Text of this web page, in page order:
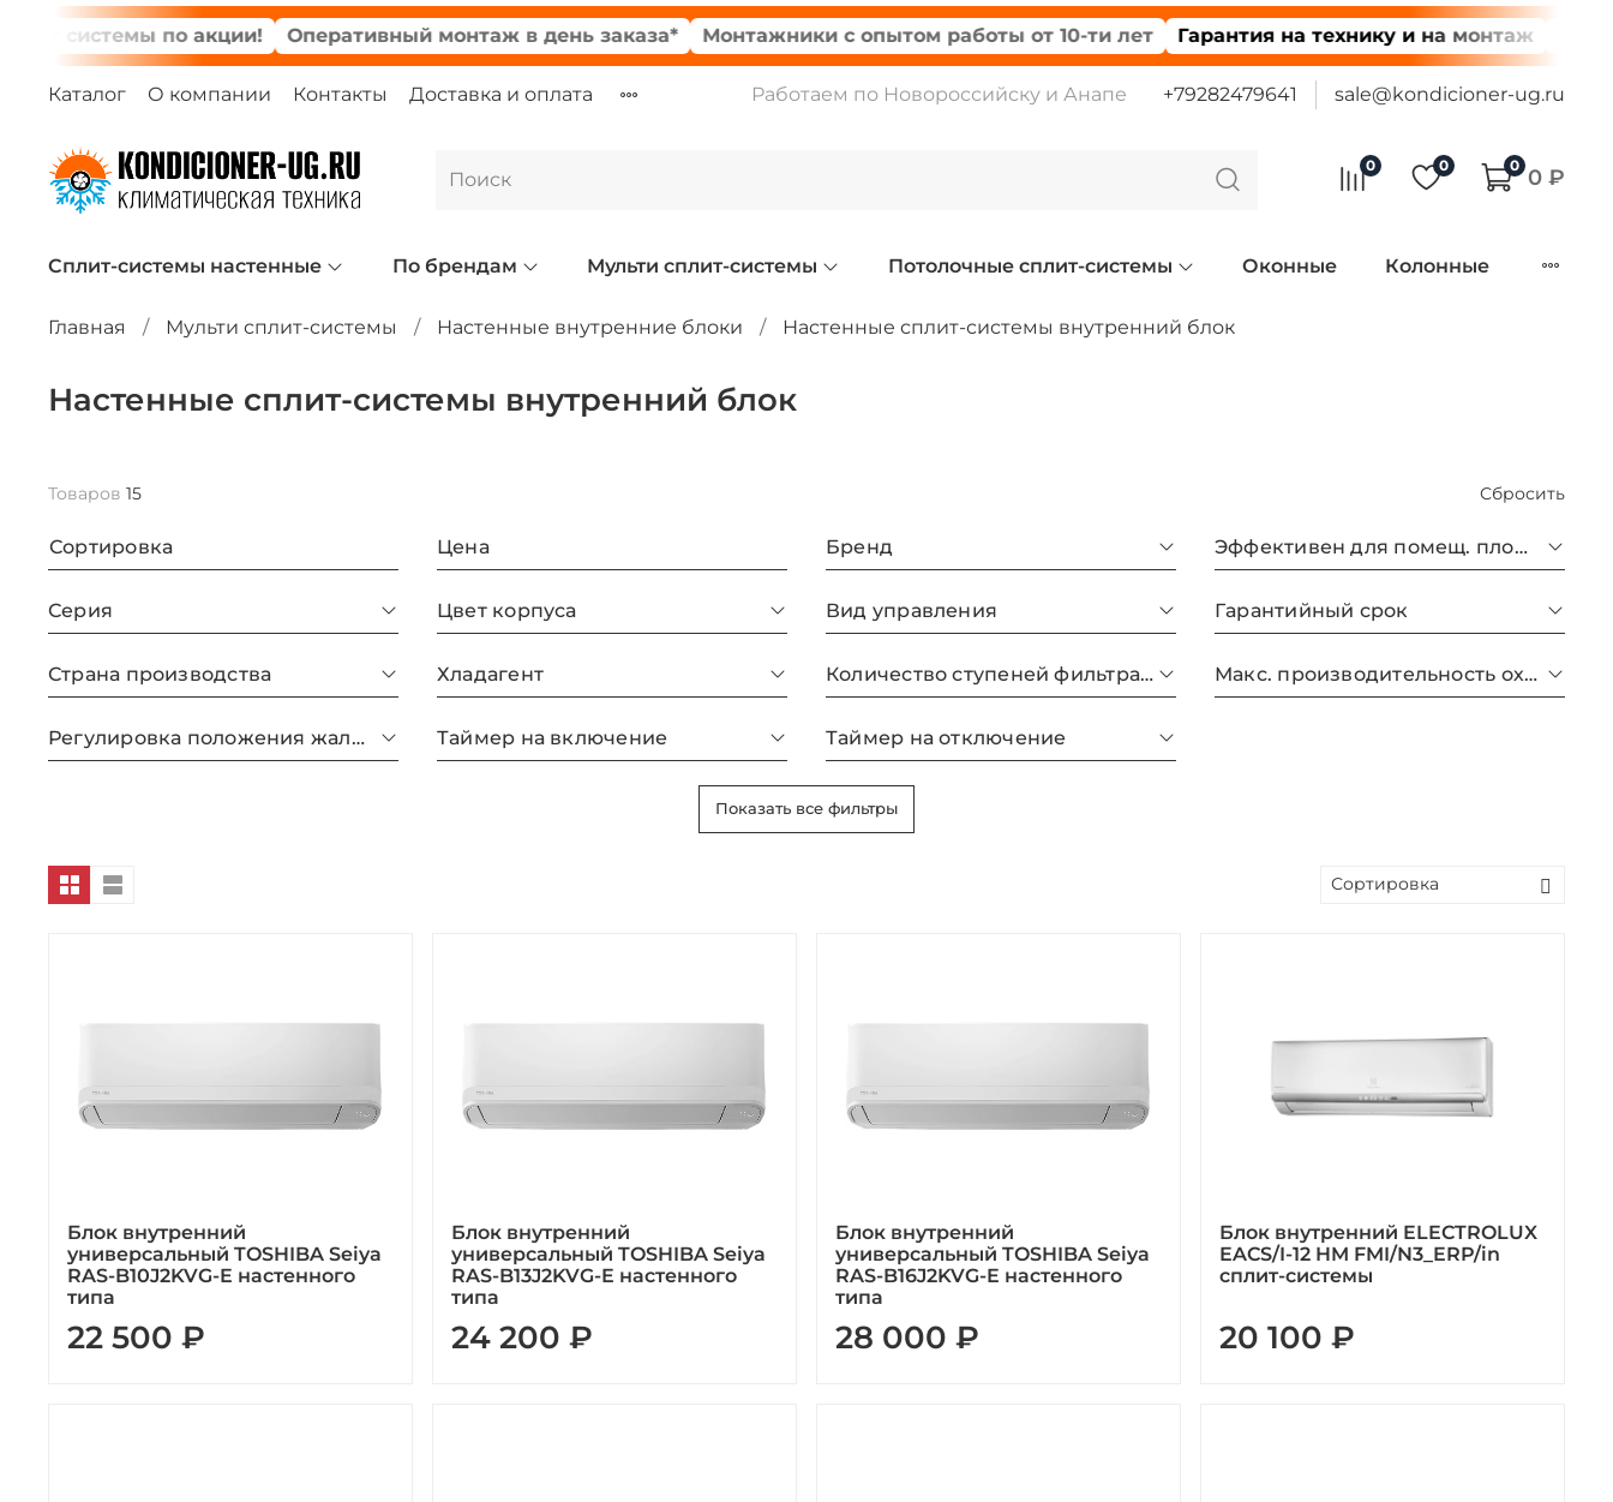
по акции! Оперативный монтаж в день заказа* Монтажники с опытом работы от 10-ти лет Гарантия на технику и на монтаж Доставка
Каталог О компании Контакты Доставка и оплата Работаем по Новороссийску и Анапе +79282479641 sale@kondicioner-ug.ru
0 0 0 0 ₽
Сплит-системы настенные По брендам Мульти сплит-системы Потолочные сплит-системы Оконные Колонные
Главная Мульти сплит-системы Настенные внутренние блоки Настенные сплит-системы внутренний блок
Настенные сплит-системы внутренний блок
Товаров 15 Сбросить
Сортировка Цена Бренд Эффективен для помещ. площадью до
Серия Цвет корпуса Вид управления Гарантийный срок
Страна производства Хладагент Количество ступеней фильтрации Макс. производительность охлаждения
Регулировка положения жалюзи с пульта Таймер на включение Таймер на отключение
Показать все фильтры
Блок внутренний
универсальный TOSHIBA Seiya
RAS-B10J2KVG-E настенного
типа
22 500 ₽
Блок внутренний
универсальный TOSHIBA Seiya
RAS-B13J2KVG-E настенного
типа
24 200 ₽
Блок внутренний
универсальный TOSHIBA Seiya
RAS-B16J2KVG-E настенного
типа
28 000 ₽
Блок внутренний ELECTROLUX
EACS/I-12 HM FMI/N3_ERP/in
сплит-системы
20 100 ₽